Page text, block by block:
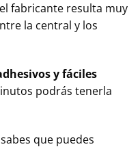
fabricante resulta muy
la central y los
y fáciles
podrás tenerla
que puedes